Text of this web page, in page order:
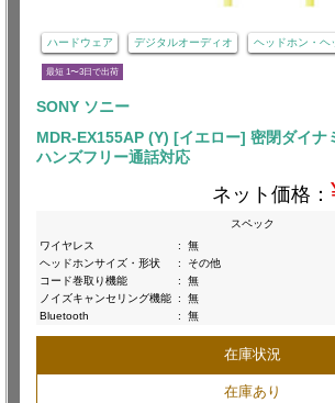
ハードウェア デジタルオーディオ ヘッドホン・ヘ
最短 1〜3日で出荷
SONY ソニー
MDR-EX155AP (Y) [イエロー] 密閉ダイナ
ハンズフリー通話対応
ネット価格：
スペック
ワイヤレス
:
無
ヘッドホンサイズ・形状
:
その他
コード巻取り機能
:
無
ノイズキャンセリング機能 :
無
Bluetooth
: 無
在庫状況
在庫あり